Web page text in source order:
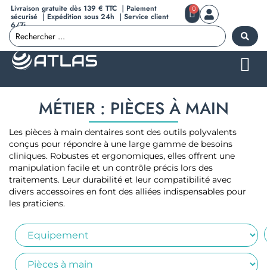
Livraison gratuite dès 139 € TTC ｜Paiement
sécurisé ｜Expédition sous 24h ｜Service client
6/7j
0
MÉTIER : PIÈCES À MAIN
Les pièces à main dentaires sont des outils polyvalents
conçus pour répondre à une large gamme de besoins
cliniques. Robustes et ergonomiques, elles offrent une
manipulation facile et un contrôle précis lors des
traitements. Leur durabilité et leur compatibilité avec
divers accessoires en font des alliées indispensables pour
les praticiens.